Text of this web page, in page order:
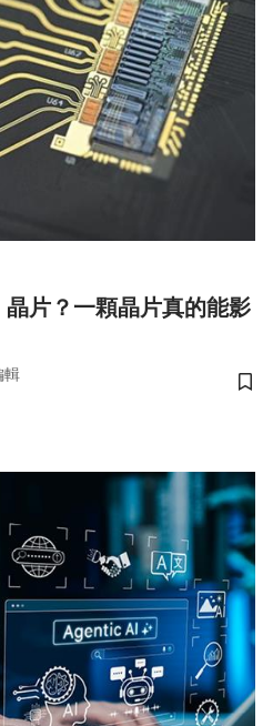
片？一顆晶片真的能影
輯
儲